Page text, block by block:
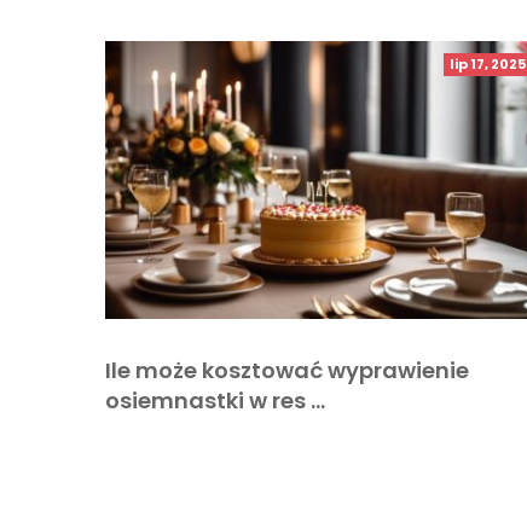
lip 17, 2025
Ile może kosztować wyprawienie
osiemnastki w res …